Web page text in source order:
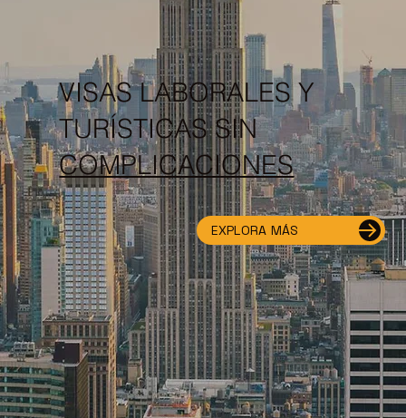
VISAS LABORALES Y
TURÍSTICAS SIN
COMPLICACIONES
EXPLORA MÁS